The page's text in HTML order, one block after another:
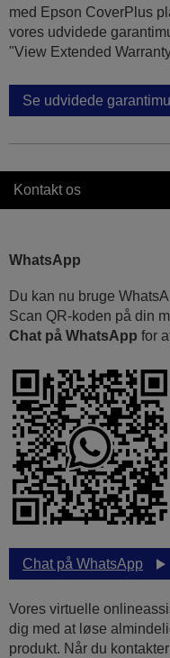
med Epson CoverPlus
vores udvidede
"View Extended
Se udvidede
Kontakt os
WhatsApp
Du kan nu bruge
Scan QR-koden på din
Chat på WhatsApp for
Chat på WhatsApp
Vores virtuelle
dig med at løse
produkt. Når du